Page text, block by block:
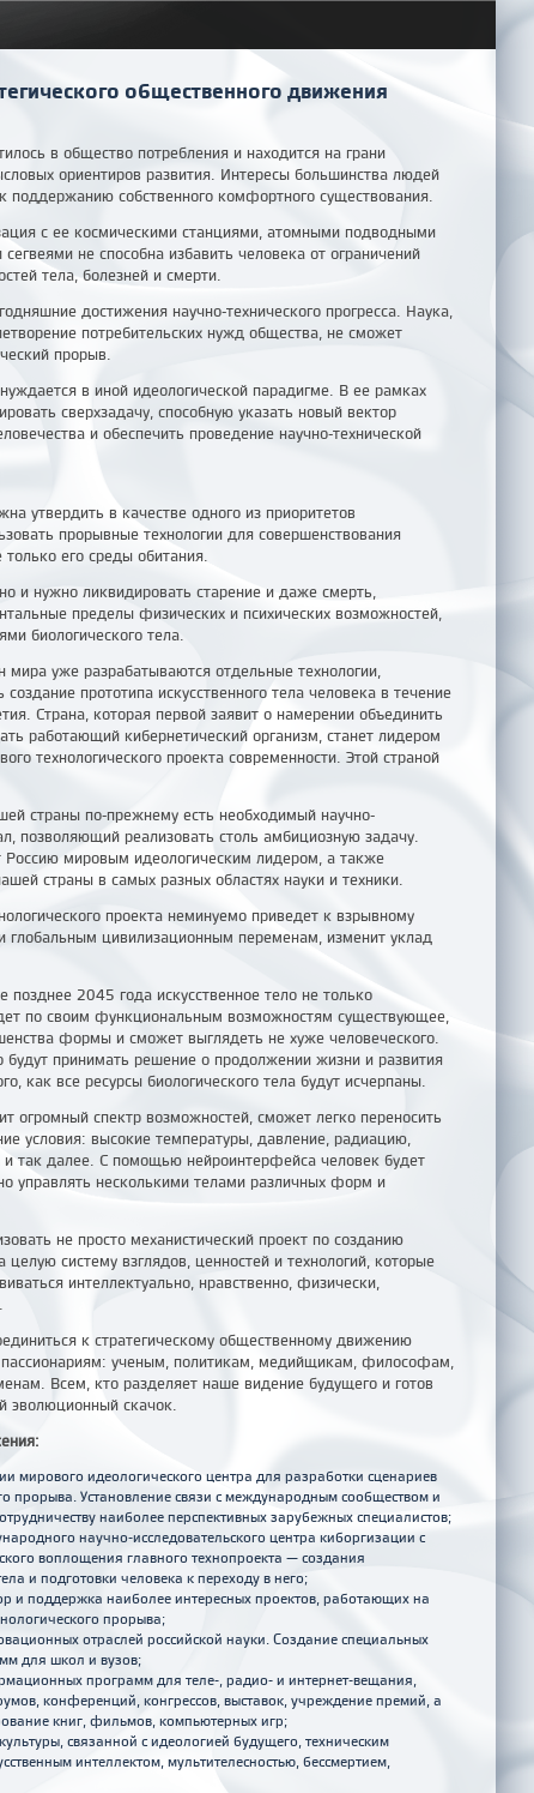
общественного движения
в общество потребления и находится на грани
ориентиров развития. Интересы большинства людей
поддержанию собственного комфортного существования.
с ее космическими станциями, атомными подводными
не способна избавить человека от ограничений
тела, болезней и смерти.
достижения научно-технического прогресса. Наука,
потребительских нужд общества, не сможет
прорыв.
в иной идеологической парадигме. В ее рамках
сверхзадачу, способную указать новый вектор
и обеспечить проведение научно-технической
утвердить в качестве одного из приоритетов
прорывные технологии для совершенствования
его среды обитания.
и нужно ликвидировать старение и даже смерть,
пределы физических и психических возможностей,
биологического тела.
мира уже разрабатываются отдельные технологии,
создание прототипа искусственного тела человека в течение
Страна, которая первой заявит о намерении объединить
работающий кибернетический организм, станет лидером
технологического проекта современности. Этой страной
страны по-прежнему есть необходимый научно-
позволяющий реализовать столь амбициозную задачу.
Россию мировым идеологическим лидером, а также
страны в самых разных областях науки и техники.
проекта неминуемо приведет к взрывному
глобальным цивилизационным переменам, изменит уклад
2045 года искусственное тело не только
по своим функциональным возможностям существующее,
формы и сможет выглядеть не хуже человеческого.
принимать решение о продолжении жизни и развития
как все ресурсы биологического тела будут исчерпаны.
огромный спектр возможностей, сможет легко переносить
условия: высокие температуры, давление, радиацию,
и так далее. С помощью нейроинтерфейса человек будет
управлять несколькими телами различных форм и
не просто механистический проект по созданию
целую систему взглядов, ценностей и технологий, которые
интеллектуально, нравственно, физически,
к стратегическому общественному движению
ученым, политикам, медийщикам, философам,
Всем, кто разделяет наше видение будущего и готов
эволюционный скачок.
мирового идеологического центра для разработки сценариев
прорыва. Установление связи с международным сообществом и
наиболее перспективных зарубежных специалистов;
научно-исследовательского центра киборгизации с
воплощения главного технопроекта — создания
и подготовки человека к переходу в него;
и поддержка наиболее интересных проектов, работающих на
прорыва;
отраслей российской науки. Создание специальных
для школ и вузов;
программ для теле-, радио- и интернет-вещания,
конференций, конгрессов, выставок, учреждение премий, а
книг, фильмов, компьютерных игр;
связанной с идеологией будущего, техническим
интеллектом, мультителесностью, бессмертием,